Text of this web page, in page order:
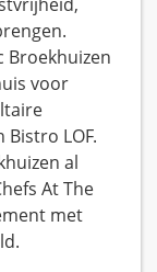
Broekhuizen
voor
LOF.
al
At The
met